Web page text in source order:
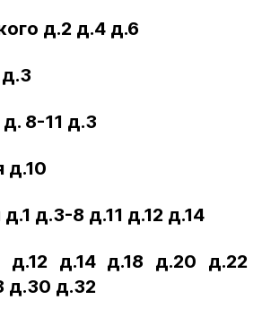
д.2 д.4 д.6
8-11 д.3
д.10
д.3-8 д.11 д.12 д.14
д.12 д.14 д.18 д.20 д.22
д.30 д.32